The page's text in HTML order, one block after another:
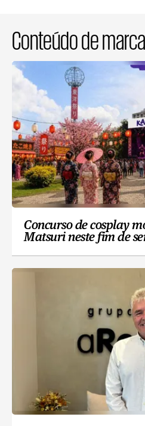
Conteúdo de marca
Concurso de cosplay
Matsuri neste fim de